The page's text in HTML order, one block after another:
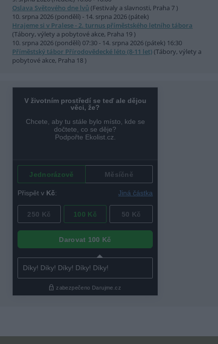
Oslava Světového dne lvů (Festivaly a slavnosti, Praha 7 )
10. srpna 2026 (pondělí) - 14. srpna 2026 (pátek)
Hrajeme si v Pralese - 2. turnus příměstského letního tábora
(Tábory, výlety a pobytové akce, Praha 19 )
10. srpna 2026 (pondělí) 07:30 - 14. srpna 2026 (pátek) 16:30
Příměstský tábor Přírodovědecké léto (8-11 let)(Tábory, výlety a
pobytové akce, Praha 18 )